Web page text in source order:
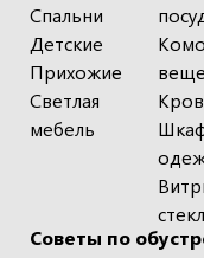
Спальни
Детские
Прихожие
Светлая
мебель
Советы по